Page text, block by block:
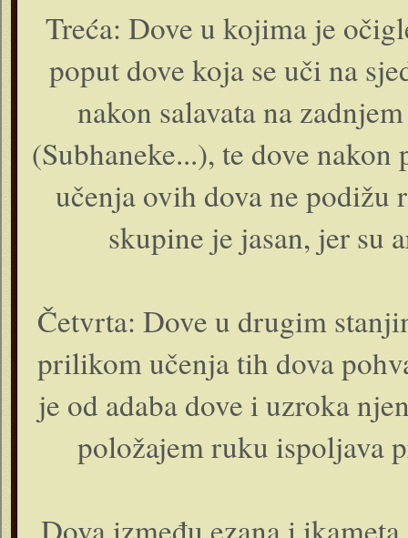
Treća: Dove u kojima je
poput dove koja se uči na
nakon salavata na
(Subhaneke...), te dove
učenja ovih dova ne podižu
skupine je jasan, jer su
Četvrta: Dove u drugim
prilikom učenja tih dova
je od adaba dove i uzroka
položajem ruku ispoljava
Dova između ezana i